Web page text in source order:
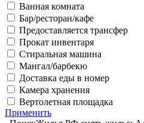
Ванная комната
Бар/ресторан/кафе
Предоставляется трансфер
Прокат инвентаря
Стиральная машина
Мангал/барбекю
Доставка еды в номер
Камера хранения
Вертолетная площадка
Применить